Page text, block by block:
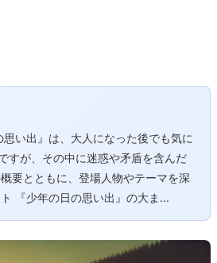
い出』は、大人になった後でも気に
すが、その中に迷惑や矛盾を含んだ
要とともに、登場人物やテーマを深
『少年の日の思い出』の大ま...